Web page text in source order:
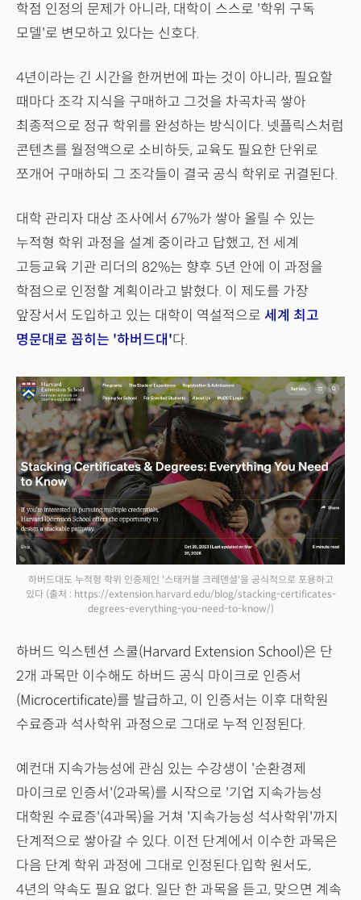
학점 인정의 문제가 아니라, 대학이 스스로 '학위 구독
모델'로 변모하고 있다는 신호다.
4년이라는 긴 시간을 한꺼번에 파는 것이 아니라, 필요할
때마다 조각 지식을 구매하고 그것을 차곡차곡 쌓아
최종적으로 정규 학위를 완성하는 방식이다. 넷플릭스처럼
콘텐츠를 월정액으로 소비하듯, 교육도 필요한 단위로
쪼개어 구매하되 그 조각들이 결국 공식 학위로 귀결된다.
대학 관리자 대상 조사에서 67%가 쌓아 올릴 수 있는
누적형 학위 과정을 설계 중이라고 답했고, 전 세계
고등교육 기관 리더의 82%는 향후 5년 안에 이 과정을
학점으로 인정할 계획이라고 밝혔다. 이 제도를 가장
앞장서서 도입하고 있는 대학이 역설적으로 세계 최고
명문대로 꼽히는 '하버드대'다.
하버드대도 누적형 학위 인증제인 '스태커블 크레덴셜'을 공식적으로 포용하고
있다 (출처 : https://extension.harvard.edu/blog/stacking-certificates-
degrees-everything-you-need-to-know/)
하버드 익스텐션 스쿨(Harvard Extension School)은 단
2개 과목만 이수해도 하버드 공식 마이크로 인증서
(Microcertificate)를 발급하고, 이 인증서는 이후 대학원
수료증과 석사학위 과정으로 그대로 누적 인정된다.
예컨대 지속가능성에 관심 있는 수강생이 '순환경제
마이크로 인증서'(2과목)를 시작으로 '기업 지속가능성
대학원 수료증'(4과목)을 거쳐 '지속가능성 석사학위'까지
단계적으로 쌓아갈 수 있다. 이전 단계에서 이수한 과목은
다음 단계 학위 과정에 그대로 인정된다.입학 원서도,
4년의 약속도 필요 없다. 일단 한 과목을 듣고, 맞으면 계속